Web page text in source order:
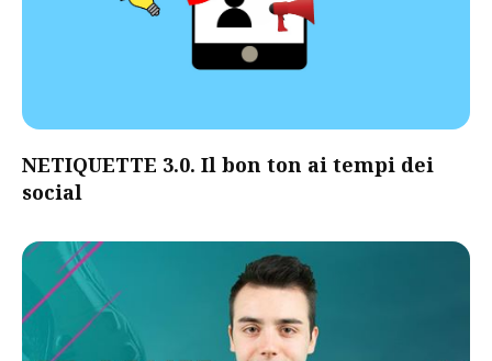
NETIQUETTE 3.0. Il bon ton ai tempi dei
social